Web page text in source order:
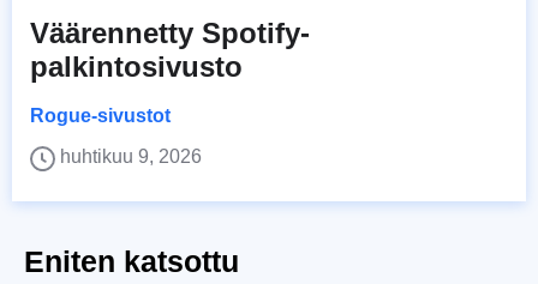
Väärennetty Spotify-
palkintosivusto
Rogue-sivustot
huhtikuu 9, 2026
Eniten katsottu